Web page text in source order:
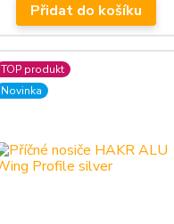
Přidat do košíku
TOP produkt
Novinka